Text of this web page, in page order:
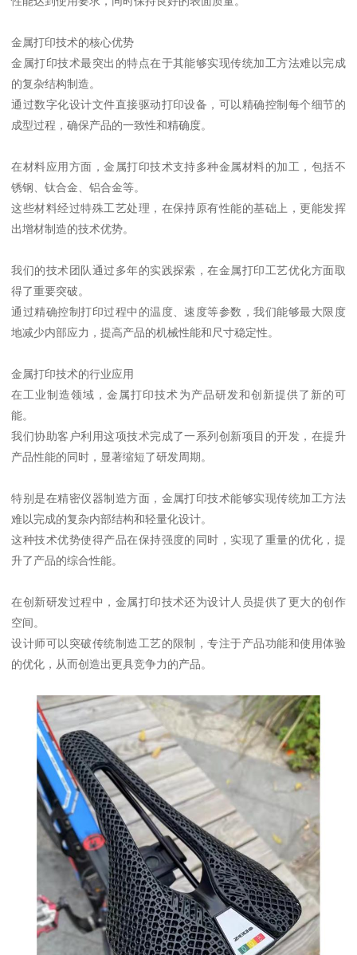
金属打印技术的核心优势
金属打印技术最突出的特点在于其能够实现传统加工方法难以完成
的复杂结构制造。
通过数字化设计文件直接驱动打印设备，可以精确控制每个细节的
成型过程，确保产品的一致性和精确度。
在材料应用方面，金属打印技术支持多种金属材料的加工，包括不
锈钢、钛合金、铝合金等。
这些材料经过特殊工艺处理，在保持原有性能的基础上，更能发挥
出增材制造的技术优势。
我们的技术团队通过多年的实践探索，在金属打印工艺优化方面取
得了重要突破。
通过精确控制打印过程中的温度、速度等参数，我们能够最大限度
地减少内部应力，提高产品的机械性能和尺寸稳定性。
金属打印技术的行业应用
在工业制造领域，金属打印技术为产品研发和创新提供了新的可
能。
我们协助客户利用这项技术完成了一系列创新项目的开发，在提升
产品性能的同时，显著缩短了研发周期。
特别是在精密仪器制造方面，金属打印技术能够实现传统加工方法
难以完成的复杂内部结构和轻量化设计。
这种技术优势使得产品在保持强度的同时，实现了重量的优化，提
升了产品的综合性能。
在创新研发过程中，金属打印技术还为设计人员提供了更大的创作
空间。
设计师可以突破传统制造工艺的限制，专注于产品功能和使用体验
的优化，从而创造出更具竞争力的产品。